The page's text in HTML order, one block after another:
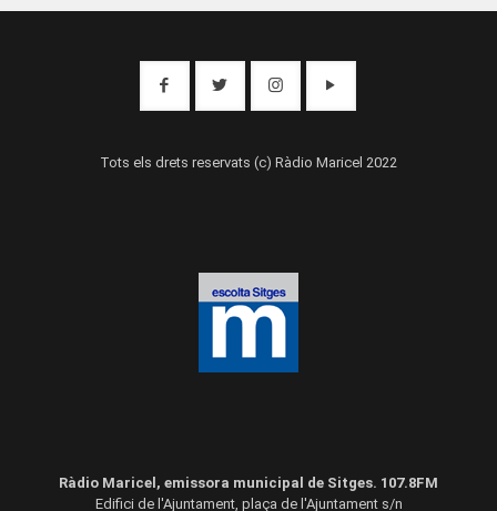
Tots els drets reservats (c) Ràdio Maricel 2022
Ràdio Maricel, emissora municipal de Sitges. 107.8FM
Edifici de l'Ajuntament, plaça de l'Ajuntament s/n